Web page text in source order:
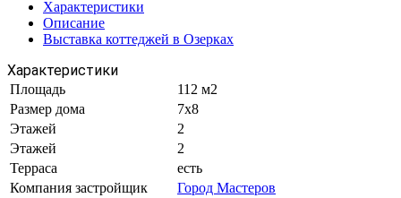
Характеристики
Описание
Выставка коттеджей в Озерках
Характеристики
Площадь
112 м2
Размер дома
7x8
Этажей
2
Этажей
2
Терраса
есть
Компания застройщик
Город Мастеров